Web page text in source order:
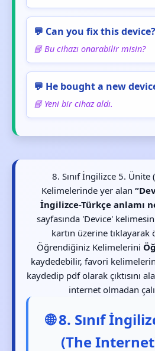
💬 Can you fix this device?
📘 Bu cihazı onarabilir misin?
💬 He bought a new
📘 Yeni bir cihaz aldı.
8. Sınıf İngilizce 5. Ünite
Kelimelerinde yer alan
İngilizce-Türkçe anlamı
sayfasında 'Device'
kartın üzerine
Öğrendiğiniz Kelimelerini
kaydedebilir, favori
kaydedip pdf olarak çıktısını
internet olmadan
🌐 8. Sınıf
(The